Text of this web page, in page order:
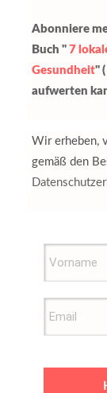
Abonniere
Buch " 7
Gesundheit"
aufwerten
Wir erheben,
gemäß den